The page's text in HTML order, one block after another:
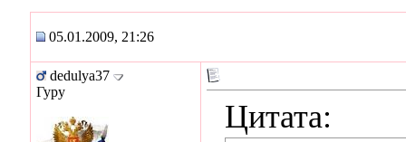
05.01.2009, 21:26
dedulya37
Гуру
Цитата: